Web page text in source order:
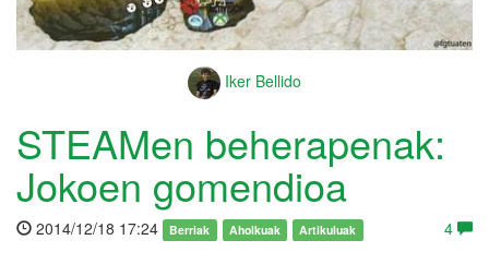
Iker Bellido
STEAMen beherapenak:
Jokoen gomendioa
2014/12/18 17:24 Berriak Aholkuak Artikuluak 4